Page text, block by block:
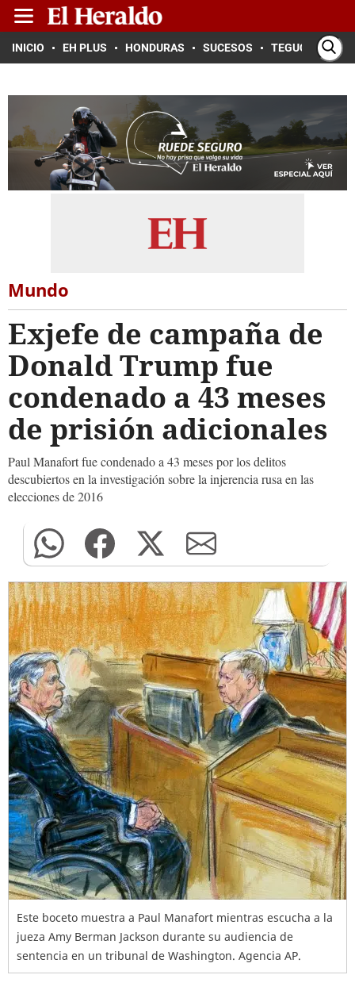
INICIO EH PLUS HONDURAS SUCESOS TEGUCIGALPA
Mundo
Exjefe de campaña de
Donald Trump fue
condenado a 43 meses
de prisión adicionales
Paul Manafort fue condenado a 43 meses por los delitos
descubiertos en la investigación sobre la injerencia rusa en las
elecciones de 2016
Este boceto muestra a Paul Manafort mientras escucha a la
jueza Amy Berman Jackson durante su audiencia de
sentencia en un tribunal de Washington. Agencia AP.